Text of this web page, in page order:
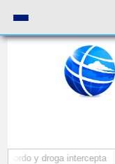
y droga intercepta